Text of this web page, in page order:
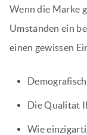
Wenn die Marke
Umständen ein
einen gewissen
Die Qualität
Wie